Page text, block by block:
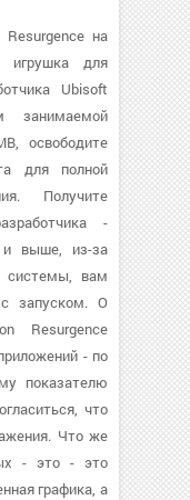
на
игрушка для
Ubisoft
занимаемой
освободите
для полной
Получите
-
и выше, из-за
системы, вам
запуском. О
Resurgence
- по
показателю
что
Что же
- это - это
графика, а